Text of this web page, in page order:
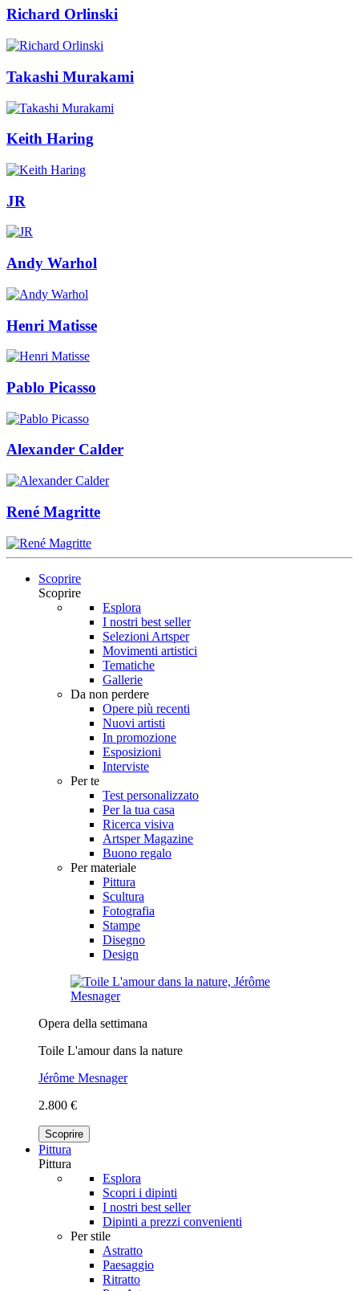
Richard Orlinski
Takashi Murakami
Keith Haring
JR
Andy Warhol
Henri Matisse
Pablo Picasso
Alexander Calder
René Magritte
Scoprire
Scoprire
Esplora
I nostri best seller
Selezioni Artsper
Movimenti artistici
Tematiche
Gallerie
Da non perdere
Opere più recenti
Nuovi artisti
In promozione
Esposizioni
Interviste
Per te
Test personalizzato
Per la tua casa
Ricerca visiva
Artsper Magazine
Buono regalo
Per materiale
Pittura
Scultura
Fotografia
Stampe
Disegno
Design
Opera della settimana
Toile L'amour dans la nature
Jérôme Mesnager
2.800 €
Scoprire
Pittura
Pittura
Esplora
Scopri i dipinti
I nostri best seller
Dipinti a prezzi convenienti
Per stile
Astratto
Paesaggio
Ritratto